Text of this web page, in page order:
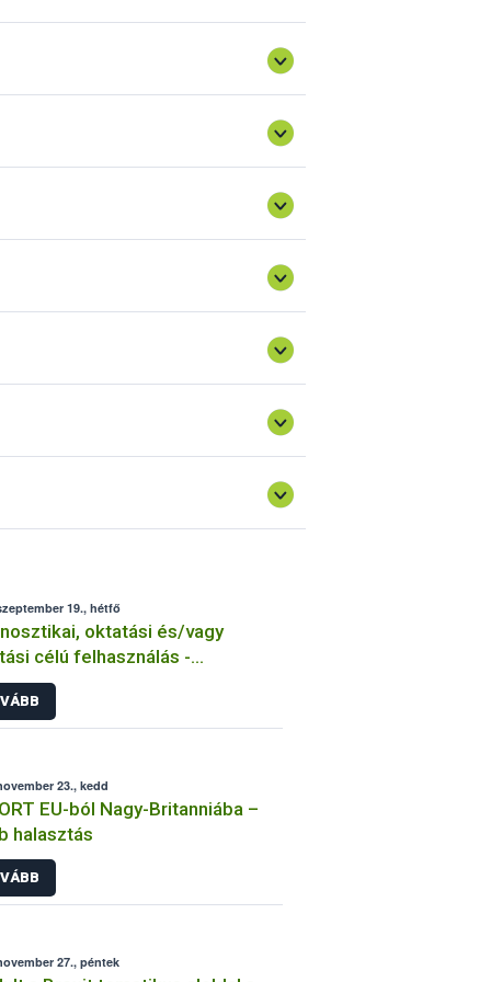
new-partnership/future-
kellett volna hatályba lépnie, azonban
február 1-igmeghosszabbításra
folytatódik.
2021- január 1-től harmadik
szereplőkké válnak, a korábbi
lánc szereplőt fognak érinteni, illetve
A témában számos hasznos
19., hétfő
oktatási és/vagy
célú felhasználás -
23., kedd
EU-ból Nagy-Britanniába –
halasztás
27., péntek